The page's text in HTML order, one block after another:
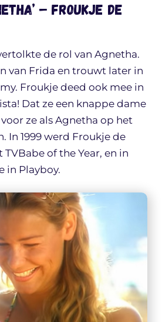
– Froukje de
de rol van Agnetha.
van Frida en trouwt later in
Froukje deed ook mee in
Dat ze een knappe dame
ze als Agnetha op het
In 1999 werd Froukje de
of the Year, en in
in Playboy.